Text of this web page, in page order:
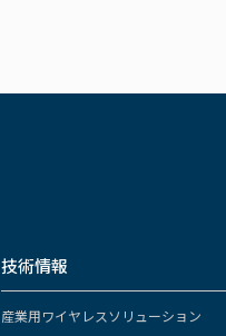
技術情報
産業用ワイヤレスソリューション